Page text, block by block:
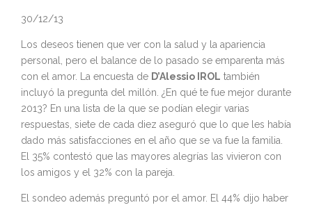
30/12/13
Los deseos tienen que ver con la salud y la apariencia
personal, pero el balance de lo pasado se emparenta más
con el amor. La encuesta de D’Alessio IROL también
incluyó la pregunta del millón. ¿En qué te fue mejor durante
2013? En una lista de la que se podían elegir varias
respuestas, siete de cada diez aseguró que lo que les había
dado más satisfacciones en el año que se va fue la familia.
El 35% contestó que las mayores alegrías las vivieron con
los amigos y el 32% con la pareja.
El sondeo además preguntó por el amor. El 44% dijo haber